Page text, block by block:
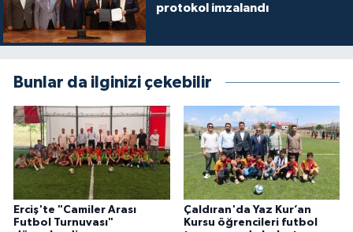
protokol imzalandı
Bunlar da ilginizi çekebilir
Erciş'te "Camiler Arası
Futbol Turnuvası"
Çaldıran'da Yaz Kur’an
Kursu öğrencileri futbol
Iğdır Müftülüğü
İstanbul Müftülüğü
İzmir Müftülüğü
Kahramanmaraş Müftülüğü
Karabük Müftülüğü